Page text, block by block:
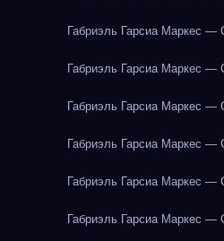
Габриэль Гарсиа Маркес —
Габриэль Гарсиа Маркес —
Габриэль Гарсиа Маркес —
Габриэль Гарсиа Маркес —
Габриэль Гарсиа Маркес —
Габриэль Гарсиа Маркес —